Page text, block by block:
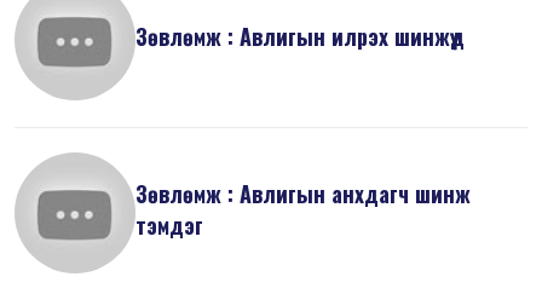
Зөвлөмж : Авлигын илрэх шинжүүд
Зөвлөмж : Авлигын анхдагч шинж
тэмдэг